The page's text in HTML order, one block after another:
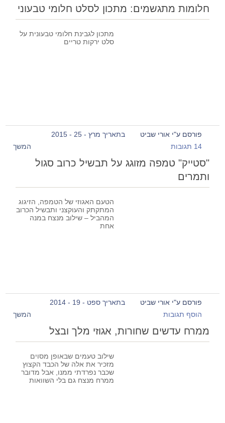
חלומות מתגשמים: מתכון לסלט חלומי טבעוני
מתכון לגבינת חלומי טבעונית על
סלט ירקות טריים
פורסם ע"י אורי שביט
בתאריך מרץ - 25 - 2015
14 תגובות
המשך
"סטייק" טמפה מזוגג על תבשיל כרוב סגול
ותמרים
הטעם האגוזי של הטמפה, הזיגוג
המתקתק והעוקצני ותבשיל הכרוב
המהביל – שילוב מנצח במנה
אחת
פורסם ע"י אורי שביט
בתאריך ספט - 19 - 2014
הוסף תגובות
המשך
ממרח עדשים שחורות, אגוזי מלך ובצל
שילוב טעמים שבאופן מסוים
מזכיר את אלה של הכבד הקצוץ
שכבר נפרדתי ממנו, אבל מדובר
ממרח מנצח גם בלי השוואות